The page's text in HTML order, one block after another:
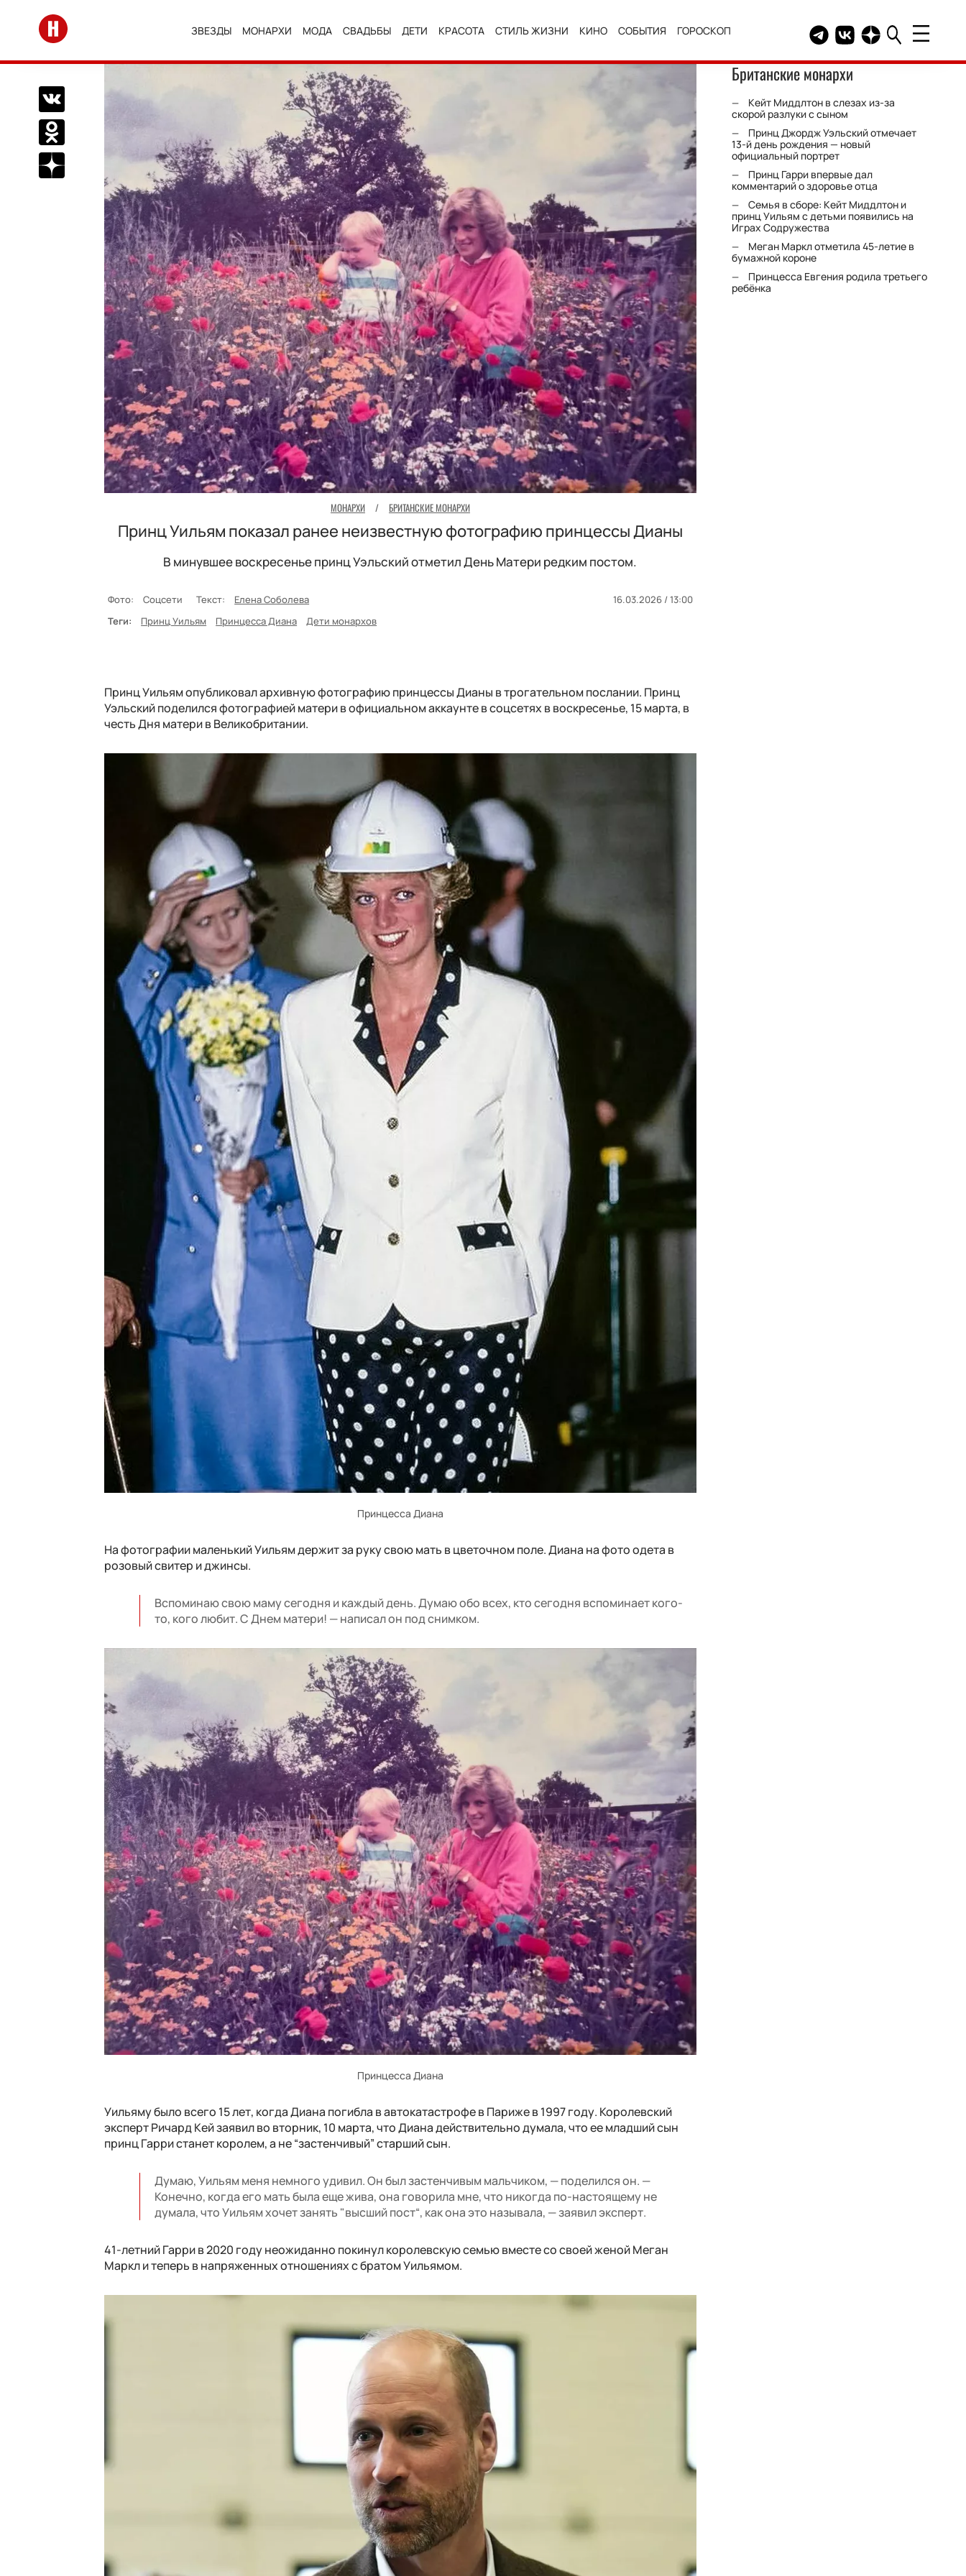
Перейти на главную
ЗВЕЗДЫ МОНАРХИ МОДА СВАДЬБЫ ДЕТИ КРАСОТА СТИЛЬ ЖИЗНИ КИНО СОБЫТИЯ ГОРОСКОП Telegram канал HELLO
Группа HELLO
Канал HELLO в
Поделиться Вконтакте
Поделиться в Одноклассниках
Подписаться на нас в Дзен
МОНАРХИ / БРИТАНСКИЕ МОНАРХИ
Принц Уильям показал ранее неизвестную фотографию принцессы Дианы
В минувшее воскресенье принц Уэльский отметил День Матери редким постом.
Фото: Соцсети Текст: Елена Соболева
16.03.2026 / 13:00
Теги:
Принц Уильям Принцесса Диана Дети монархов
Принц Уильям опубликовал архивную фотографию принцессы Дианы в трогательном послании. Принц
Уэльский поделился фотографией матери в официальном аккаунте в соцсетях в воскресенье, 15 марта, в
честь Дня матери в Великобритании.
Принцесса Диана
На фотографии маленький Уильям держит за руку свою мать в цветочном поле. Диана на фото одета в
розовый свитер и джинсы.
Вспоминаю свою маму сегодня и каждый день. Думаю обо всех, кто сегодня вспоминает кого-
то, кого любит. С Днем матери! — написал он под снимком.
Принцесса Диана
Уильяму было всего 15 лет, когда Диана погибла в автокатастрофе в Париже в 1997 году. Королевский
эксперт Ричард Кей заявил во вторник, 10 марта, что Диана действительно думала, что ее младший сын
принц Гарри станет королем, а не “застенчивый” старший сын.
Думаю, Уильям меня немного удивил. Он был застенчивым мальчиком, — поделился он. —
Конечно, когда его мать была еще жива, она говорила мне, что никогда по-настоящему не
думала, что Уильям хочет занять "высший пост“, как она это называла, — заявил эксперт.
41-летний Гарри в 2020 году неожиданно покинул королевскую семью вместе со своей женой Меган
Маркл и теперь в напряженных отношениях с братом Уильямом.
Британские монархи
Кейт Миддлтон в слезах из-за
скорой разлуки с сыном
Принц Джордж Уэльский отмечает
13-й день рождения — новый
официальный портрет
Принц Гарри впервые дал
комментарий о здоровье отца
Семья в сборе: Кейт Миддлтон и
принц Уильям с детьми появились на
Играх Содружества
Меган Маркл отметила 45-летие в
бумажной короне
Принцесса Евгения родила третьего
ребёнка